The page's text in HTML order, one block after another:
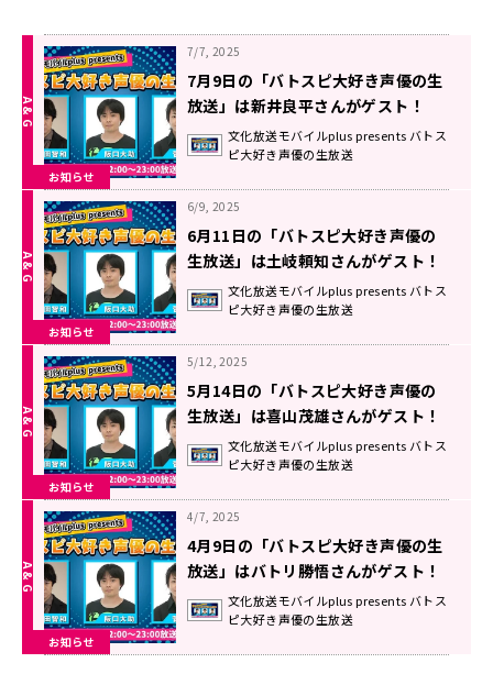
お知らせ
7/7, 2025
7月9日の「バトスピ大好き声優の生
放送」は新井良平さんがゲスト！
文化放送モバイルplus presents バトス
ピ大好き声優の生放送
お知らせ
6/9, 2025
6月11日の「バトスピ大好き声優の
生放送」は土岐頼知さんがゲスト！
文化放送モバイルplus presents バトス
ピ大好き声優の生放送
お知らせ
5/12, 2025
5月14日の「バトスピ大好き声優の
生放送」は喜山茂雄さんがゲスト！
文化放送モバイルplus presents バトス
ピ大好き声優の生放送
お知らせ
4/7, 2025
4月9日の「バトスピ大好き声優の生
放送」はバトリ勝悟さんがゲスト！
文化放送モバイルplus presents バトス
ピ大好き声優の生放送